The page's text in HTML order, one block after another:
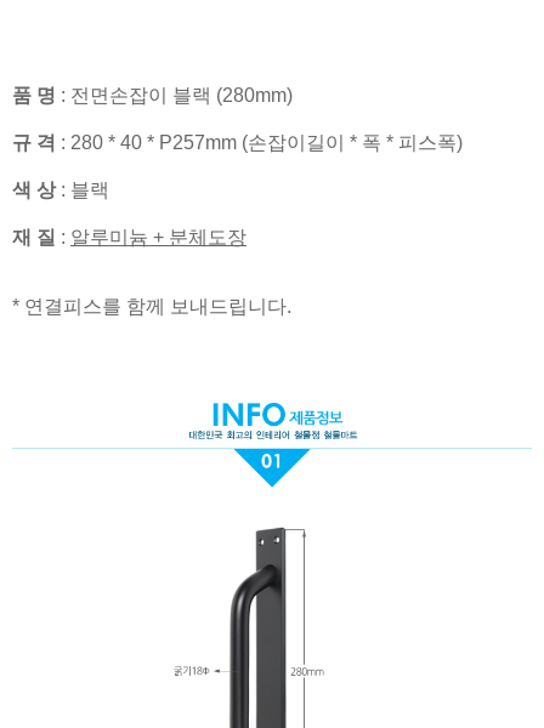
품 명 : 전면손잡이 블랙 (280mm)
규 격 : 280 * 40 * P257mm (손잡이길이 * 폭 * 피스폭)
색 상: 블랙
재 질 : 알루미늄 + 분체도장
* 연결피스를 함께 보내드립니다.